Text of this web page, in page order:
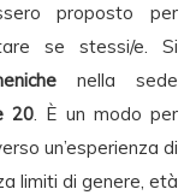
proposto per
se stessi/e. Si
nella sede
20. È un modo per
un’esperienza di
limiti di genere, età